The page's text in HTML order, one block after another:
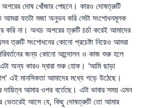
দোষ খোঁজার পেছনে। কারও দোষত্রুটি
আমরা যতটা মজা অনুভব করি সেটা সংশোধনমূলক
করি না। অথচ অপরের ত্রুটি চর্চা করেই আমাদের
ত্রুটি সংশোধনের কোনো প্রচেষ্টা নিয়েও আমরা
জন্য কোনো আন্দোলন ও কাজ শুরু হলে
এটা অন্য কারও দ্বারা শুরু হোক। ‘আমি ছাড়া
এই মানসিকতা আমাদের মধ্যে গড়ে উঠেছে।
দায়িত্ব আমার ওপর বর্তেছে। এটা ভাবার সময় এমন
ভেতরেই আসে যে, কিছু দোষত্রুটি তো আমার